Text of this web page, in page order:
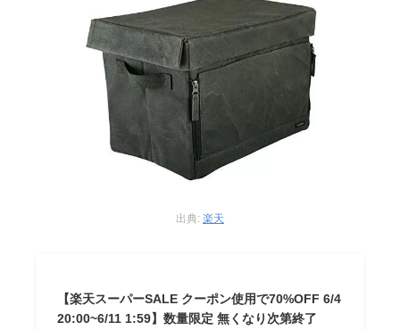
出典: 楽天
【楽天スーパーSALE クーポン使用で70%OFF 6/4
20:00~6/11 1:59】数量限定 無くなり次第終了